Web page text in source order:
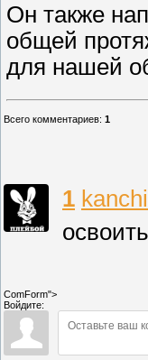
Он также
общей
для нашей
Всего комментариев: 1
1
ComForm">
Войдите: